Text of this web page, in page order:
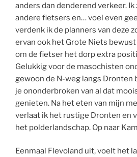
anders dan denderend verkeer. Ik
andere fietsers en… voel even
verdenk ik de planners van deze
ervan ook het Grote Niets
om de fietser het dorp extra
Gelukkig voor de masochisten
gewoon de N-weg langs Dronten
je ononderbroken van al dat
genieten. Na het eten van mijn
verlaat ik het rustige Dronten en
het polderlandschap. Op naar
Eenmaal Flevoland uit, voelt het